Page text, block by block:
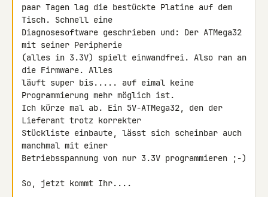
paar Tagen lag die bestückte Platine auf dem
Tisch. Schnell eine
Diagnosesoftware geschrieben und: Der ATMega32
mit seiner Peripherie
(alles in 3.3V) spielt einwandfrei. Also ran an
die Firmware. Alles
läuft super bis..... auf eimal keine
Programmierung mehr möglich ist.
Ich kürze mal ab. Ein 5V-ATMega32, den der
Lieferant trotz korrekter
Stückliste einbaute, lässt sich scheinbar auch
manchmal mit einer
Betriebsspannung von nur 3.3V programmieren ;-)
So, jetzt kommt Ihr....